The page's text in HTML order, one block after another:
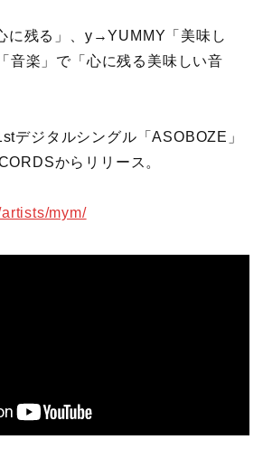
に残る」、y→YUMMY「美味し
音楽」で「心に残る美味しい音
デジタルシングル「ASOBOZE」
からリリース。
mym/